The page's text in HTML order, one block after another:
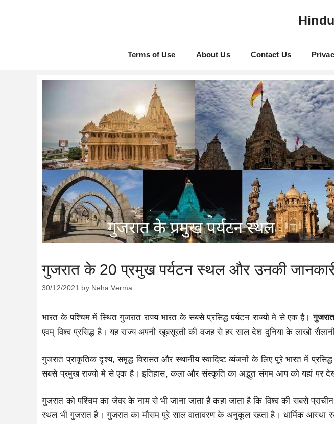
Terms of Use About Us Contact Us
गुजरात के 20 प्रमुख पर्यटन स्थल और उनकी
30/12/2021 by Neha Verma
भारत के पश्चिम में स्थित गुजरात राज्य भारत के सबसे प्रसिद्ध पर्यटन राज्यो मे से एक है।
एवम् विश्व प्रसिद्ध है। यह राज्य अपनी खूबसूरती की वजह से हर साल देश दुनिया के लाखों
गुजरात प्राकृतिक दृश्य, समृद्ध विरासत और स्थानीय स्वादिष्ट व्यंजनों के लिए पूरे भारत में
सबसे प्रमुख राज्यो मे से एक है। इतिहास, कला और संस्कृति का अद्भुत संगम आप को यहां पर
गुजरात को पश्चिम का जेवर के नाम से भी जाना जाता है कहा जाता है कि विश्व की सबसे
स्थल भी गुजरात है। गुजरात का मौसम पूरे साल वातावरण के अनुकूल रहता है। धार्मिक आस्था